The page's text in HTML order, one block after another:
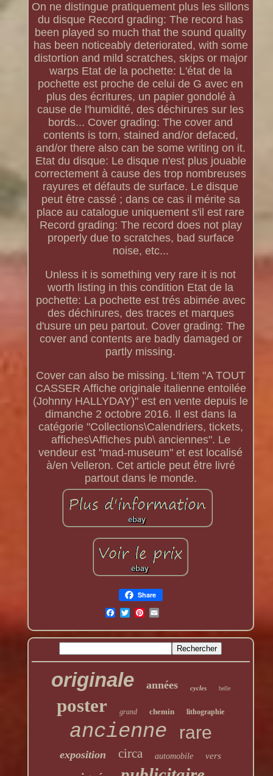
On ne distingue pratiquement plus les sillons
du disque Record grading: The record has
been played so much that the sound quality
has been noticeably deteriorated, with some
distortion and mild scratches, skips or major
warps Etat de la pochette: L'état de la
pochette est proche de celui de G avec en
plus des écritures, un papier gondolé à
cause de l'humidité, des déchirures sur les
bords... Cover grading: The cover and
contents is torn, stained and/or defaced,
and/or there also can be some writing on it.
Etat du disque: Le disque n'est plus jouable
correctement à cause des trop nombreuses
rayures et défauts de surface. Le disque
peut être cassé ; dans ce cas il mérite sa
place au catalogue uniquement s'il est rare
Record grading: The record does not play
properly due to scratches, bad surface
noise, etc...
Unless it is something very rare it is not
worth listing in this condition Etat de la
pochette: La pochette est trés abimée avec
des déchirures, des traces et marques
d'usure un peu partout. Cover grading: The
cover and contents are badly damaged or
partly missing.
Cover can also be missing. L'item "A TOUT
CASSER Affiche originale italienne entoilée
(Johnny HALLYDAY)" est en vente depuis le
dimanche 2 octobre 2016. Il est dans la
catégorie "Collections\Calendriers, tickets,
affiches\Affiches pub\ anciennes". Le
vendeur est "mad-museum" et est localisé
à/en Velleron. Cet article peut être livré
partout dans le monde.
Share
originale années cycles belle
poster grand chemin lithographie
ancienne rare
exposition circa automobile vers